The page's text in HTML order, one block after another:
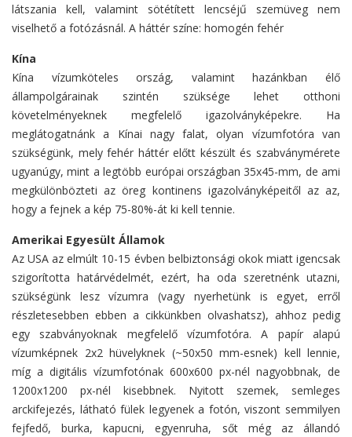
látszania kell, valamint sötétített lencséjű szemüveg nem
viselhető a fotózásnál. A háttér színe: homogén fehér
Kína
Kína vízumköteles ország, valamint hazánkban élő
állampolgárainak szintén szüksége lehet otthoni
követelményeknek megfelelő igazolványképekre. Ha
meglátogatnánk a Kínai nagy falat, olyan vízumfotóra van
szükségünk, mely fehér háttér előtt készült és szabványmérete
ugyanúgy, mint a legtöbb európai országban 35x45-mm, de ami
megkülönbözteti az öreg kontinens igazolványképeitől az az,
hogy a fejnek a kép 75-80%-át ki kell tennie.
Amerikai Egyesült Államok
Az USA az elmúlt 10-15 évben belbiztonsági okok miatt igencsak
szigorította határvédelmét, ezért, ha oda szeretnénk utazni,
szükségünk lesz vízumra (vagy nyerhetünk is egyet, erről
részletesebben ebben a cikkünkben olvashatsz), ahhoz pedig
egy szabványoknak megfelelő vízumfotóra. A papír alapú
vízumképnek 2x2 hüvelyknek (~50x50 mm-esnek) kell lennie,
míg a digitális vízumfotónak 600x600 px-nél nagyobbnak, de
1200x1200 px-nél kisebbnek. Nyitott szemek, semleges
arckifejezés, látható fülek legyenek a fotón, viszont semmilyen
fejfedő, burka, kapucni, egyenruha, sőt még az állandó